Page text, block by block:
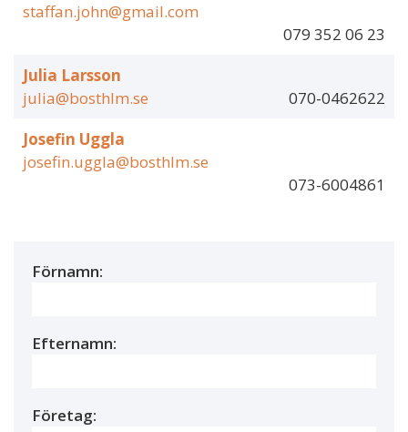
staffan.john@gmail.com
079 352 06 23
Julia Larsson
julia@bosthlm.se
070-0462622
Josefin Uggla
josefin.uggla@bosthlm.se
073-6004861
Förnamn:
Efternamn:
Företag: